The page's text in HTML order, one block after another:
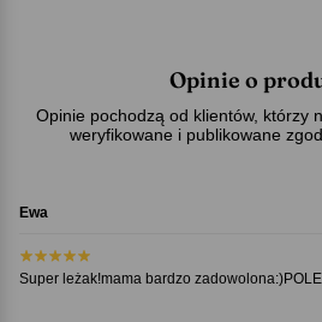
Opinie o
Opinie pochodzą od klientów, którzy
weryfikowane i publikowane
Ewa
Super leżak!mama bardzo